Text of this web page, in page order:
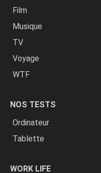
Film
Musique
TV
Voyage
WTF
NOS TESTS
Ordinateur
Tablette
WORK LIFE